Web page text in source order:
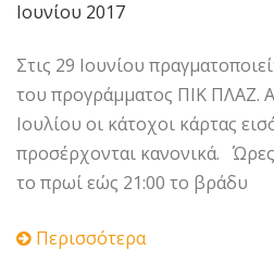
Ιουνίου 2017
Στις 29 Ιουνίου
του προγράμματος ΠΙΚ ΠΛΑΖ.
Ιουλίου οι κάτοχοι κάρτας
προσέρχονται κανονικά.
το πρωί εώς 21:00 το βράδυ
Περισσότερα